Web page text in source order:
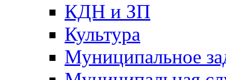
КДН и ЗП
Культура
Муниципальное